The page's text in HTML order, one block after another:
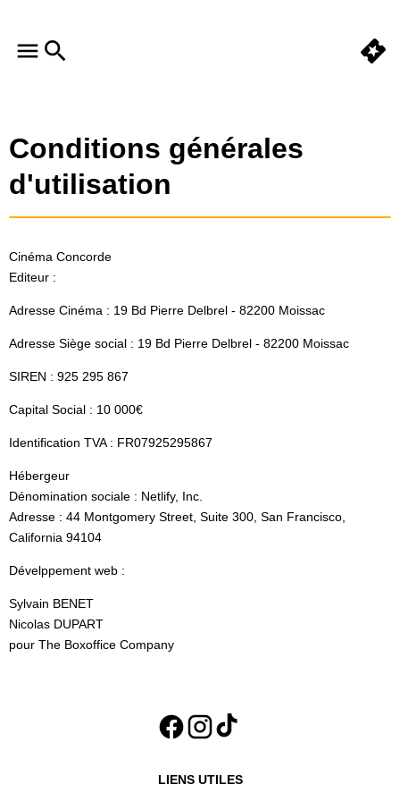
Conditions générales
d'utilisation
Cinéma Concorde
Editeur :
Adresse Cinéma : 19 Bd Pierre Delbrel - 82200 Moissac
Adresse Siège social : 19 Bd Pierre Delbrel - 82200 Moissac
SIREN : 925 295 867
Capital Social : 10 000€
Identification TVA : FR07925295867
Hébergeur
Dénomination sociale : Netlify, Inc.
Adresse : 44 Montgomery Street, Suite 300, San Francisco,
California 94104
Dévelppement web :
Sylvain BENET
Nicolas DUPART
pour The Boxoffice Company
LIENS UTILES